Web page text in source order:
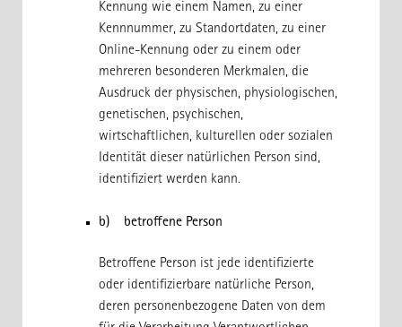
Kennung wie einem Namen, zu einer
Kennnummer, zu Standortdaten, zu einer
Online-Kennung oder zu einem oder
mehreren besonderen Merkmalen, die
Ausdruck der physischen, physiologischen,
genetischen, psychischen,
wirtschaftlichen, kulturellen oder sozialen
Identität dieser natürlichen Person sind,
identifiziert werden kann.
b) betroffene Person
Betroffene Person ist jede identifizierte
oder identifizierbare natürliche Person,
deren personenbezogene Daten von dem